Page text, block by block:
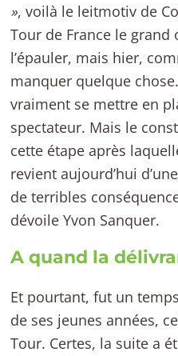
», voilà le leitmotiv de
Tour de France le
l’épauler, mais hier,
manquer quelque
vraiment se mettre en
spectateur. Mais le
cette étape après
revient aujourd’hui
de terribles
dévoile Yvon Sanquer.
A quand la
Et pourtant, fut un
de ses jeunes années,
Tour. Certes, la suite a